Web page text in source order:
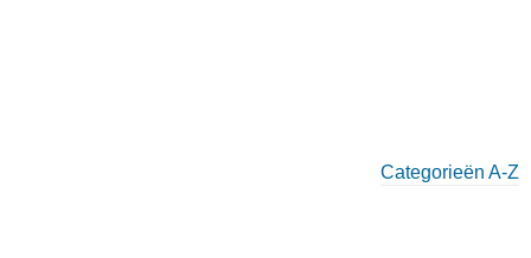
Categorieën A-Z